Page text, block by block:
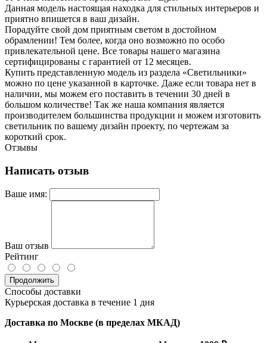
Данная модель настоящая находка для стильных интерьеров и
приятно впишется в ваш дизайн.
Порадуйте свой дом приятным светом в достойном
обрамлении! Тем более, когда оно возможно по особо
привлекательной цене. Все товары нашего магазина
сертифицированы с гарантией от 12 месяцев.
Купить представленную модель из раздела «Светильники»
можно по цене указанной в карточке. Даже если товара нет в
наличии, мы можем его поставить в течении 30 дней в
большом количестве! Так же наша компания является
производителем большинства продукции и можем изготовить
светильник по вашему дизайн проекту, по чертежам за
короткий срок.
Отзывы
Написать отзыв
Ваше имя:
Ваш отзыв
Рейтинг
Продолжить
Способы доставки
Курьерская доставка в течение 1 дня
Доставка по Москве (в пределах МКАД)